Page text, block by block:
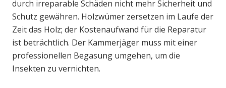
durch irreparable Schäden nicht mehr Sicherheit und
Schutz gewähren. Holzwümer zersetzen im Laufe der
Zeit das Holz; der Kostenaufwand für die Reparatur
ist beträchtlich. Der Kammerjäger muss mit einer
professionellen Begasung umgehen, um die
Insekten zu vernichten.